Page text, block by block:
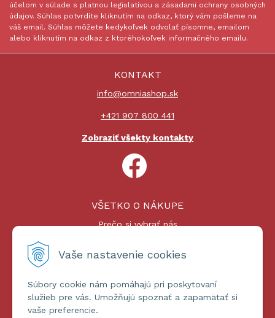
Vaše nastavenie cookies
Súbory cookie nám pomáhajú pri poskytovaní
služieb pre vás. Umožňujú spoznať a zapamätať si
vaše preferencie.
účelom v súlade s platnou legislatívou a zásadami ochrany osobných
údajov. Súhlas potvrdíte kliknutím na odkaz, ktorý vám pošleme na
váš email. Súhlas môžete kedykoľvek odvolať písomne, emailom
alebo kliknutím na odkaz z ktoréhokoľvek informačného emailu.
KONTAKT
info@omniashop.sk
+421 907 800 441
Zobraziť všekty kontakty
VŠETKO O NÁKUPE
Prečo si vybrať nás
Platby a doprava
ĎALŠIE INFORMÁCIE